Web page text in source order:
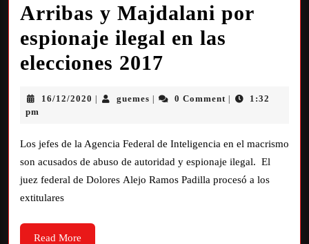
Arribas y Majdalani por
espionaje ilegal en las
elecciones 2017
16/12/2020 guemes 0 Comment
1:32
pm
Los jefes de la Agencia Federal de Inteligencia en el macrismo
son acusados de abuso de autoridad y espionaje ilegal. El
juez federal de Dolores Alejo Ramos Padilla procesó a los
extitulares
Read More